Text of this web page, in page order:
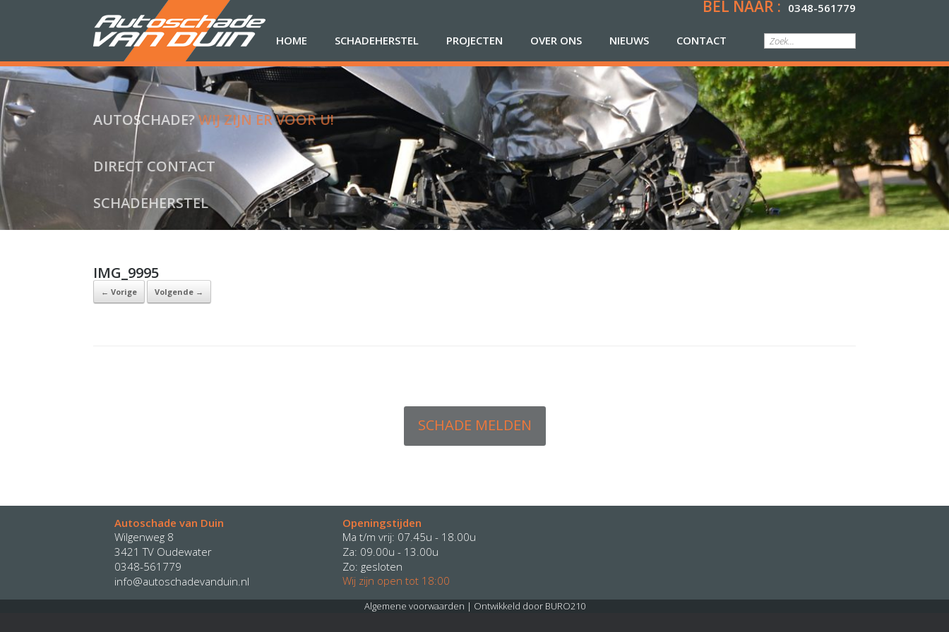
BEL NAAR : 0348-561779
HOME SCHADEHERSTEL PROJECTEN OVER ONS NIEUWS CONTACT
AUTOSCHADE?WIJ ZIJN ER VOOR U!
DIRECT CONTACT
SCHADEHERSTEL
IMG_9995
← Vorige Volgende →
SCHADE MELDEN
Autoschade van Duin
Wilgenweg 8
3421 TV Oudewater
0348-561779
info@autoschadevanduin.nl
Openingstijden
Ma t/m vrij: 07.45u - 18.00u
Za: 09.00u - 13.00u
Zo: gesloten
Wij zijn open tot 18:00
Algemene voorwaarden | Ontwikkeld door BURO210